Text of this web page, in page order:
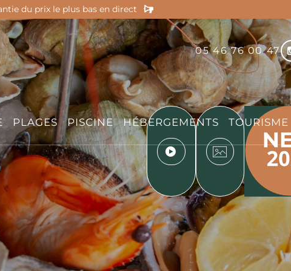
toutes nos nouveautés 2026 !
05 46 76 00 47
PLAGES PISCINE HÉBERGEMENTS TOURISME